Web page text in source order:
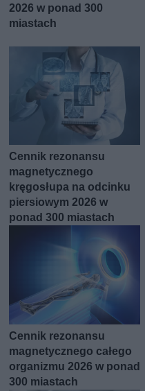
2026 w ponad 300
miastach
Cennik rezonansu
magnetycznego
kręgosłupa na odcinku
piersiowym 2026 w
ponad 300 miastach
Cennik rezonansu
magnetycznego całego
organizmu 2026 w ponad
300 miastach